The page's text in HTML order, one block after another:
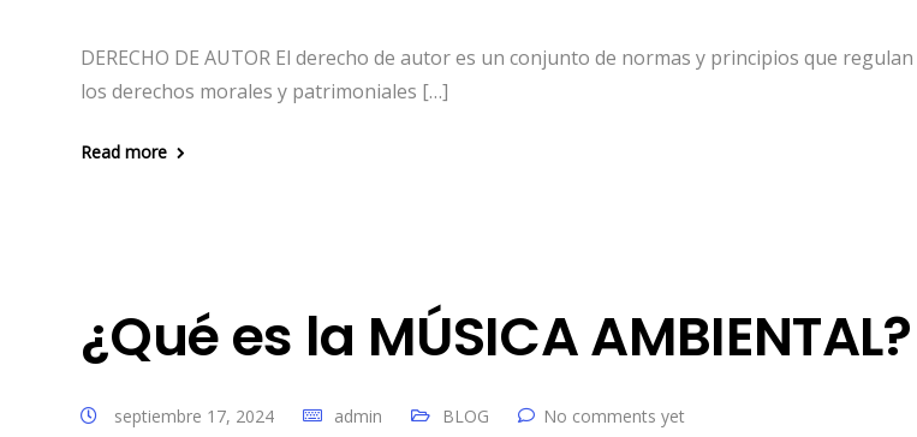
DERECHO DE AUTOR El derecho de autor es un conjunto de normas y principios que regulan
los derechos morales y patrimoniales […]
Read more
¿Qué es la MÚSICA AMBIENTAL?
septiembre 17, 2024 admin BLOG No comments yet